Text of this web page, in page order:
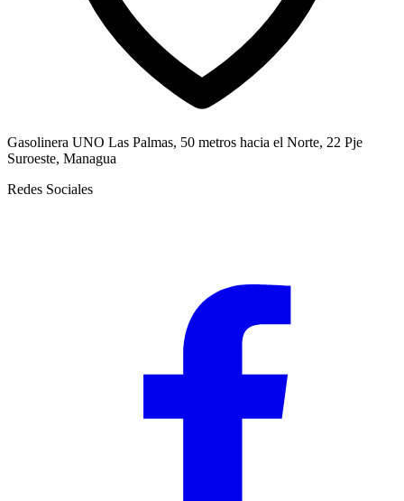
Gasolinera UNO Las Palmas, 50 metros hacia el Norte, 22 Pje
Suroeste, Managua
Redes Sociales